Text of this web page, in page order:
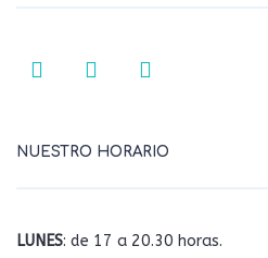
NUESTRO HORARIO
LUNES: de 17 a 20.30 horas.